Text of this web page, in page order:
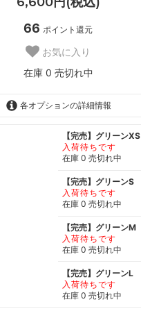
66 ポイント還元
お気に入り
在庫 0 売切れ中
各オプションの詳細情報
【完売】グリーンXS
入荷待ちです
在庫 0 売切れ中
【完売】グリーンS
入荷待ちです
在庫 0 売切れ中
【完売】グリーンM
入荷待ちです
在庫 0 売切れ中
【完売】グリーンL
入荷待ちです
在庫 0 売切れ中